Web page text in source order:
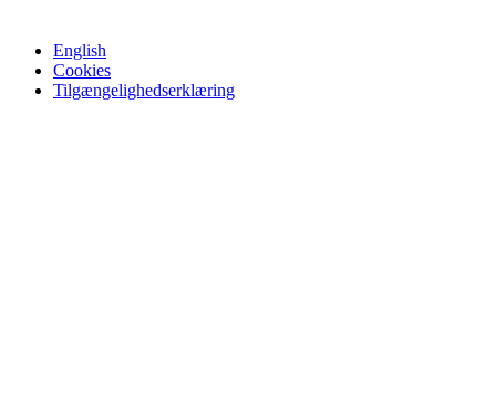
English
Cookies
Tilgængelighedserklæring